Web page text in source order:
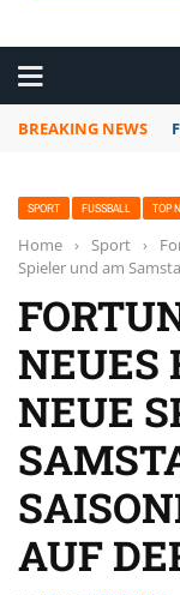
BREAKING NEWS
SPORT FUSSBALL TOP
Home › Sport ›
Spieler und am
NEUES
NEUE
AUF